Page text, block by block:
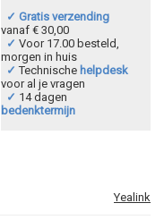
✓ Gratis verzending
vanaf € 30,00
✓ Voor 17.00 besteld,
morgen in huis
✓ Technische helpdesk
voor al je vragen
✓ 14 dagen
bedenktermijn
Yealink